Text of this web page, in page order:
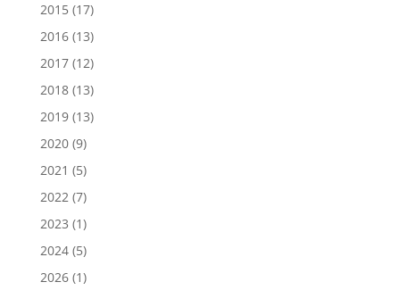
2015(17)
2016(13)
2017(12)
2018(13)
2019(13)
2020(9)
2021 (5)
2022(7)
2023 (1)
2024(5)
2026(1)